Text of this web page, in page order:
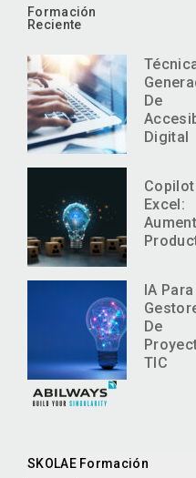
Formación
Reciente
De
Digital
Copilot
Excel:
IA Para
De
TIC
SKOLAE Formación